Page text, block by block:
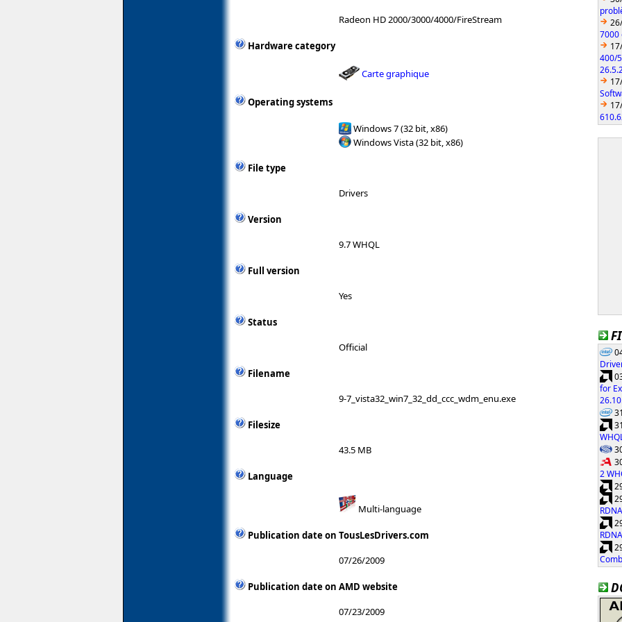
Radeon HD 2000/3000/4000/FireStream
Hardware category
Carte graphique
Operating systems
Windows 7 (32 bit, x86)
Windows Vista (32 bit, x86)
File type
Drivers
Version
9.7 WHQL
Full version
Yes
Status
Official
Filename
9-7_vista32_win7_32_dd_ccc_wdm_enu.exe
Filesize
43.5 MB
Language
Multi-language
Publication date on TousLesDrivers.com
07/26/2009
Publication date on AMD website
07/23/2009
7000
400/
for
2